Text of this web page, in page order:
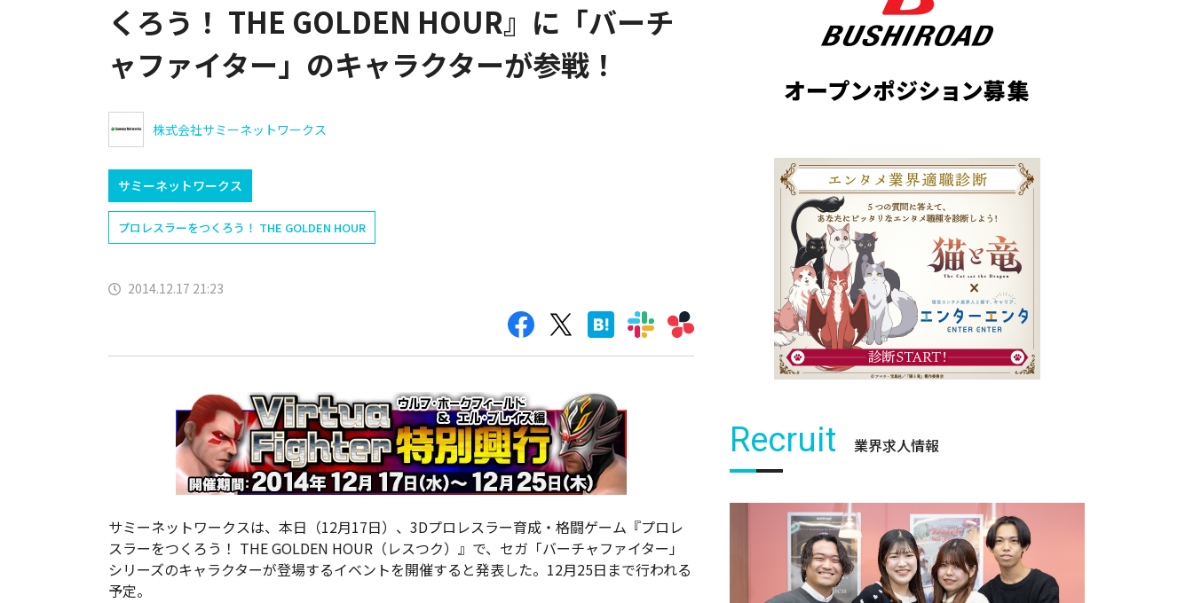
くろう！ THE GOLDEN HOUR』に「バーチ
ャファイター」のキャラクターが参戦！
株式会社サミーネットワークス
サミーネットワークス
プロレスラーをつくろう！ THE GOLDEN HOUR
2014.12.17 21:23
サミーネットワークスは、本日（12月17日）、3Dプロレスラー育成・格闘ゲーム『プロレ
スラーをつくろう！ THE GOLDEN HOUR（レスつク）』で、セガ「バーチャファイター」
シリーズのキャラクターが登場するイベントを開催すると発表した。12月25日まで行われる
予定。
Recruit 業界求人情報